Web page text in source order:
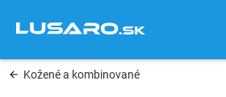
obsah
Kožené a kombinované